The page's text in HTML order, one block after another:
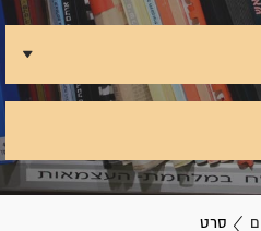
סרט